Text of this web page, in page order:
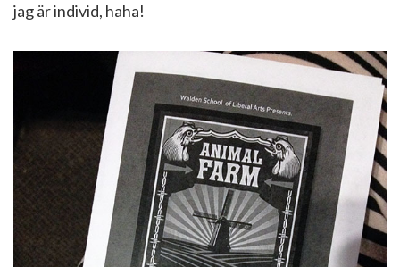
jag är individ, haha!